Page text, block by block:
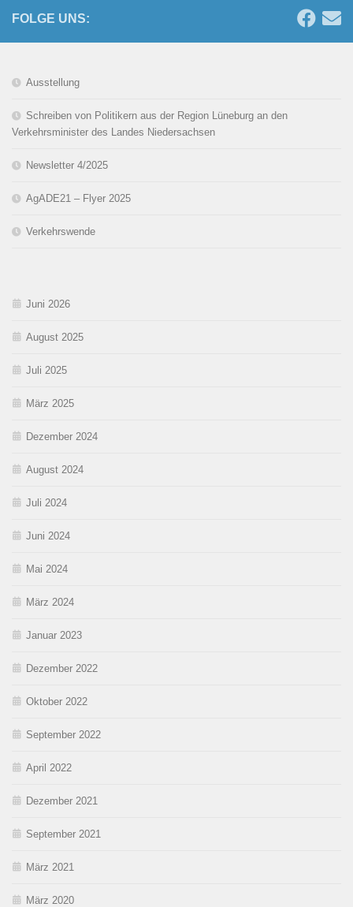
FOLGE UNS:
Ausstellung
Schreiben von Politikern aus der Region Lüneburg an den
Verkehrsminister des Landes Niedersachsen
Newsletter 4/2025
AgADE21 – Flyer 2025
Verkehrswende
Juni 2026
August 2025
Juli 2025
März 2025
Dezember 2024
August 2024
Juli 2024
Juni 2024
Mai 2024
März 2024
Januar 2023
Dezember 2022
Oktober 2022
September 2022
April 2022
Dezember 2021
September 2021
März 2021
März 2020